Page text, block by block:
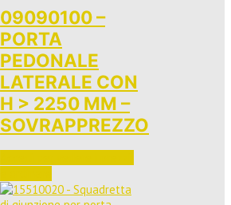
09090100 –
PORTA
PEDONALE
LATERALE CON
H > 2250 MM –
SOVRAPPREZZO